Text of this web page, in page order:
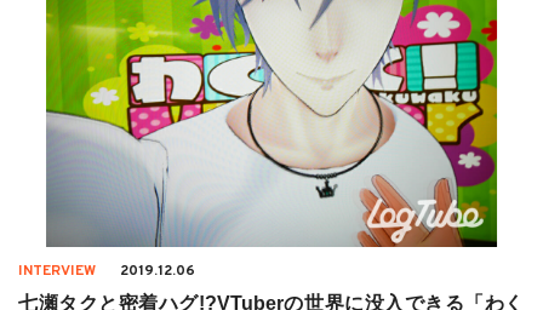
INTERVIEW 2019.12.06
七瀬タクと密着ハグ!?VTuberの世界に没入できる「わく